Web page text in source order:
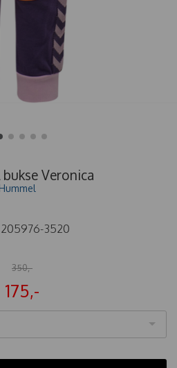
Veronica
205976-3520
350,-
175,-